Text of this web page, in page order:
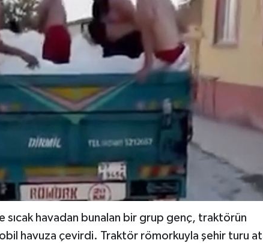
sıcak havadan bunalan bir grup genç, traktörün
havuza çevirdi. Traktör römorkuyla şehir turu